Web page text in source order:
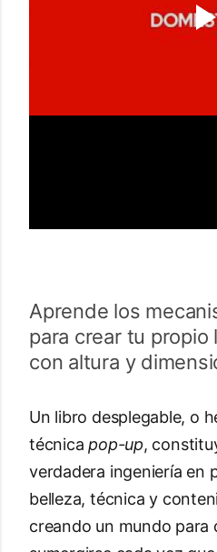
Aprende los
para crear tu
con altura y
Un libro desplegable, o
técnicapop-up,
verdadera ingeniería en
belleza, técnica y
creando un mundo para